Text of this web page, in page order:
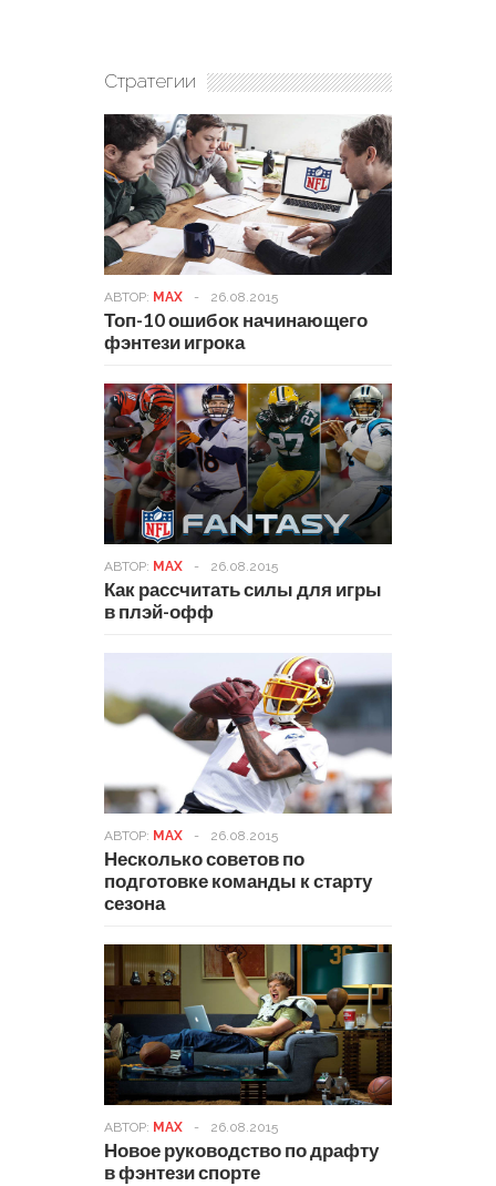
Стратегии
АВТОР: MAX - 26.08.2015
Топ-10 ошибок начинающего
фэнтези игрока
АВТОР: MAX - 26.08.2015
Как рассчитать силы для игры
в плэй-офф
АВТОР: MAX - 26.08.2015
Несколько советов по
подготовке команды к старту
сезона
АВТОР: MAX - 26.08.2015
Новое руководство по драфту
в фэнтези спорте